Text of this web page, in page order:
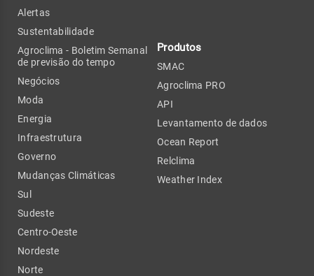
Alertas
Sustentabilidade
Agroclima - Boletim Semanal
de previsão do tempo
Negócios
Moda
Energia
Infraestrutura
Governo
Mudanças Climáticas
Sul
Sudeste
Centro-Oeste
Nordeste
Norte
Produtos
SMAC
Agroclima PRO
API
Levantamento de dados
Ocean Report
Relclima
Weather Index